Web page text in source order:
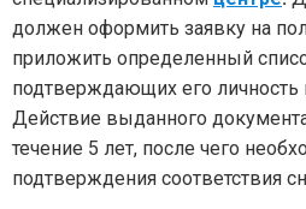
должен оформить заявку на
приложить определенный
подтверждающих его личность
Действие выданного
течение 5 лет, после чего
подтверждения соответствия